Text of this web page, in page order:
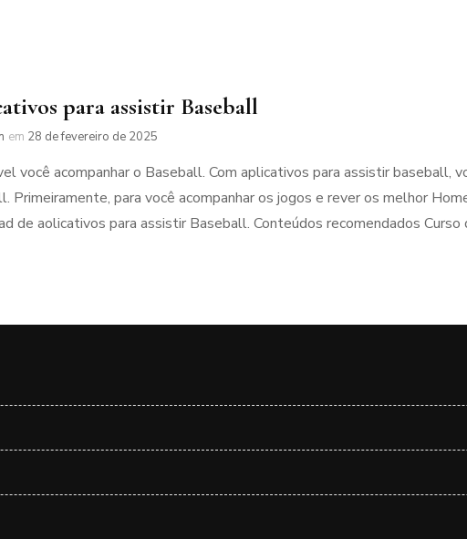
para assistir Baseball
em 28 de fevereiro de 2025
você acompanhar o Baseball. Com aplicativos para assistir baseball,
Primeiramente, para você acompanhar os jogos e rever os melhor
de aolicativos para assistir Baseball. Conteúdos recomendados